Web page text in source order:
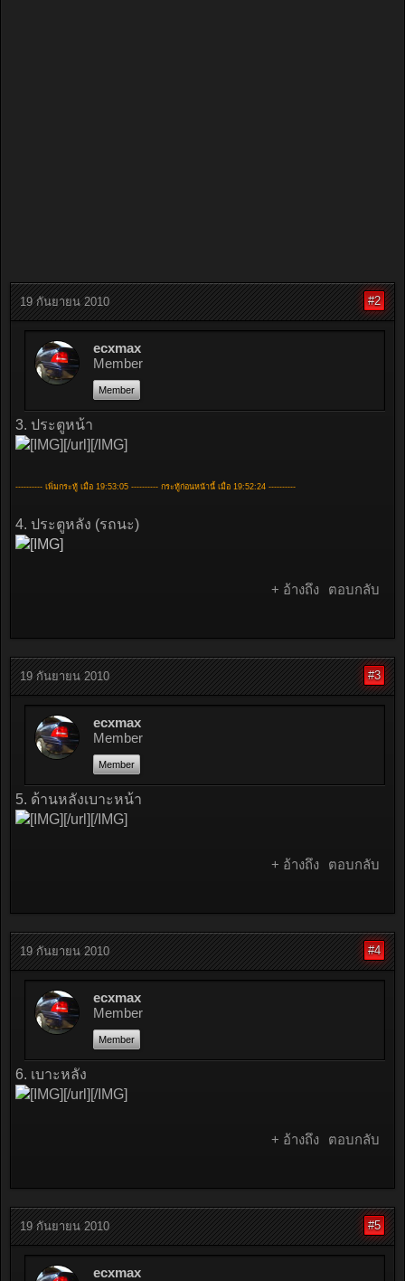
19 กันยายน 2010 #2
ecxmax
Member
Member
3. ประตูหน้า
[/url][/IMG]
---------- เพิ่มกระทู้ เมื่อ 19:53:05 ---------- กระทู้ก่อนหน้านี้ เมื่อ 19:52:24 ----------
4. ประตูหลัง (รถนะ)
+ อ้างถึง ตอบกลับ
19 กันยายน 2010 #3
ecxmax
Member
Member
5. ด้านหลังเบาะหน้า
[/url][/IMG]
+ อ้างถึง ตอบกลับ
19 กันยายน 2010 #4
ecxmax
Member
Member
6. เบาะหลัง
[/url][/IMG]
+ อ้างถึง ตอบกลับ
19 กันยายน 2010 #5
ecxmax